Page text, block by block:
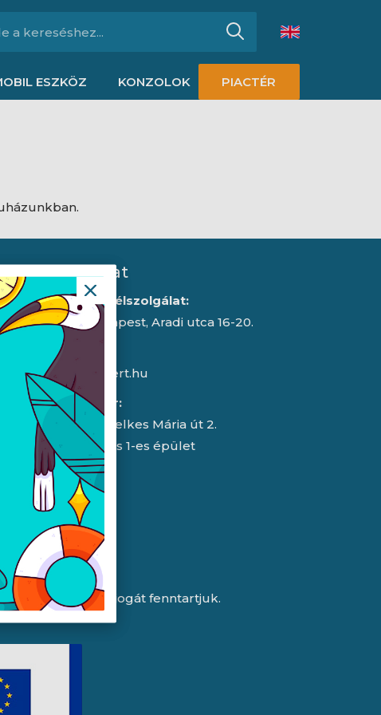
ESZKÖZ KONZOLOK PIACTÉR
Kapcsolat
Iroda/ügyfélszolgálat:
1043 Budapest, Aradi utca 16-20.
E-mail:
info@expert.hu
RMA/raktár:
2151 Fót, Telkes Mária út 2.
HelloParks 1-es épület
a változtatás jogát fenntartjuk.